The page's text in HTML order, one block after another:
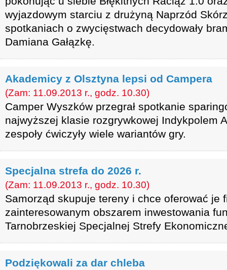
wyjazdowym starciu z drużyną Naprzód
spotkaniach o zwycięstwach decydowały
Damiana Gałązkę.
Akademicy z Olsztyna lepsi od Campera
(Zam: 11.09.2013 r., godz. 10.30)
Camper Wyszków przegrał spotkanie
najwyższej klasie rozgrywkowej Indykpolem
zespoły ćwiczyły wiele wariantów gry.
Specjalna strefa do 2026 r.
(Zam: 11.09.2013 r., godz. 10.30)
Samorząd skupuje tereny i chce oferować je
zainteresowanym obszarem inwestowania
Tarnobrzeskiej Specjalnej Strefy
Podziękowali za dar chleba